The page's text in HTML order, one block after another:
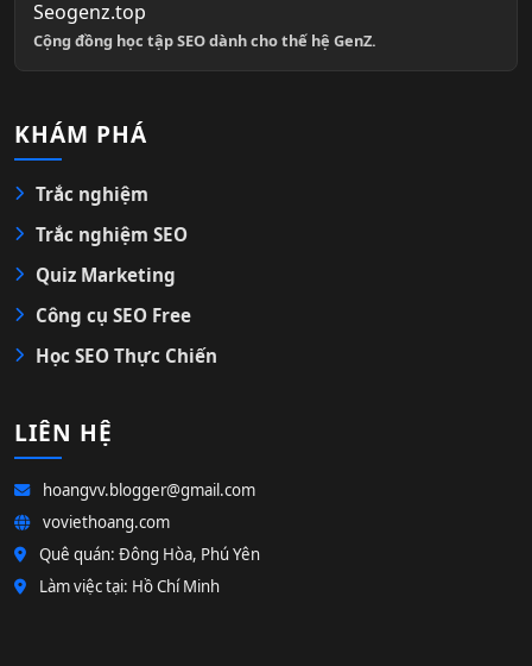
Seogenz.top
Cộng đồng học tập SEO dành cho thế hệ GenZ.
KHÁM PHÁ
Trắc nghiệm
Trắc nghiệm SEO
Quiz Marketing
Công cụ SEO Free
Học SEO Thực Chiến
LIÊN HỆ
hoangvv.blogger@gmail.com
voviethoang.com
Quê quán: Đông Hòa, Phú Yên
Làm việc tại: Hồ Chí Minh